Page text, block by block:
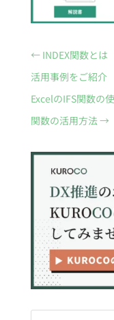
← INDEX関数と
活用事例をご紹介
ExcelのIFS関数の
関数の活用方法→